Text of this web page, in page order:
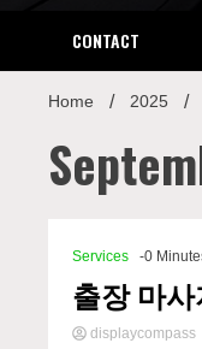
CONTACT
Home 2025
Services -0
출장 마
displaycompass